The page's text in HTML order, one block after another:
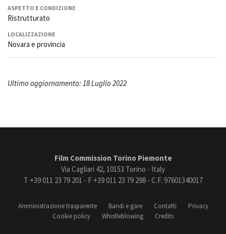
ASPETTO E CONDIZIONE
Ristrutturato
LOCALIZZAZIONE
Novara e provincia
Ultimo aggiornamento: 18 Luglio 2022
Film Commission Torino Piemonte
Via Cagliari 42, 10153 Torino - Italy
T +39 011 23 79 201 - F +39 011 23 79 298 - C.F. 97601340017
Amministrazione trasparente Bandi e gare Contatti
Privacy
Cookie policy
Whistleblowing Credits